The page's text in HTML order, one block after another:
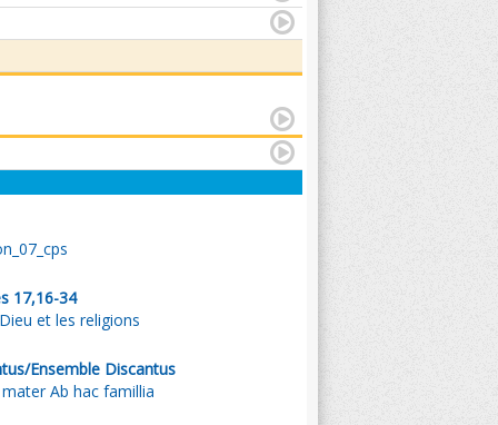
17,16-34
et les religions
Ensemble Discantus
Ab hac famillia